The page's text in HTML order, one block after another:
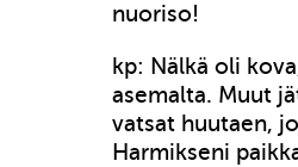
nuoriso!
kp: Nälkä oli
asemalta. Muut
vatsat huutaen,
Harmikseni